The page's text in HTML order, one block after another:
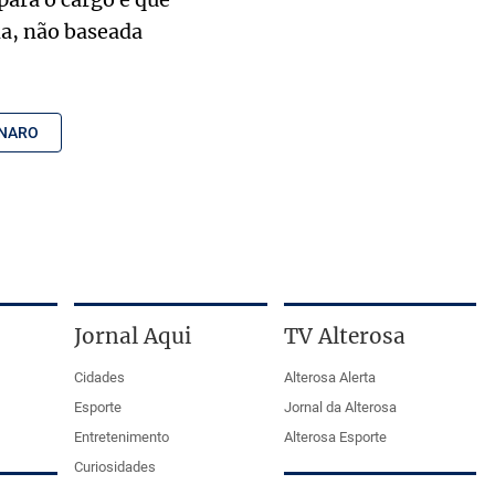
não baseada
Jornal Aqui
Cidades
Esporte
Entretenimento
Curiosidades
TV Alterosa
Alterosa Alerta
Jornal da Alterosa
Alterosa Esporte